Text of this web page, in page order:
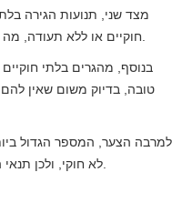
מצד שני, תנועות הגירה
בנוסף, מהגרים בלתי
טובה, בדיוק משום שאין
למרבה הצער, המספר הגדול